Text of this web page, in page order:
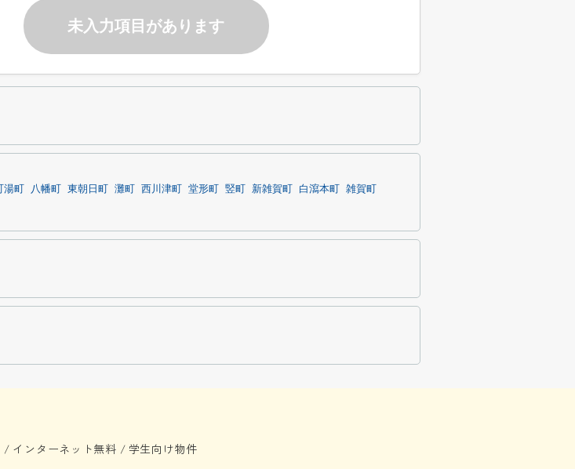
未入力項目があります
町 八幡町 東朝日町 灘町 西川津町 堂形町 竪町 新雑賀町 白瀉本町
雑賀町
/ インターネット無料 / 学生向け物件